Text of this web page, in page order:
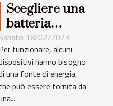
Scegliere una
batteria
solare: cosa
bisogna
considerare ?
18/02/2023
funzionare, alcuni
hanno bisogno
una fonte di energia,
può essere fornita da